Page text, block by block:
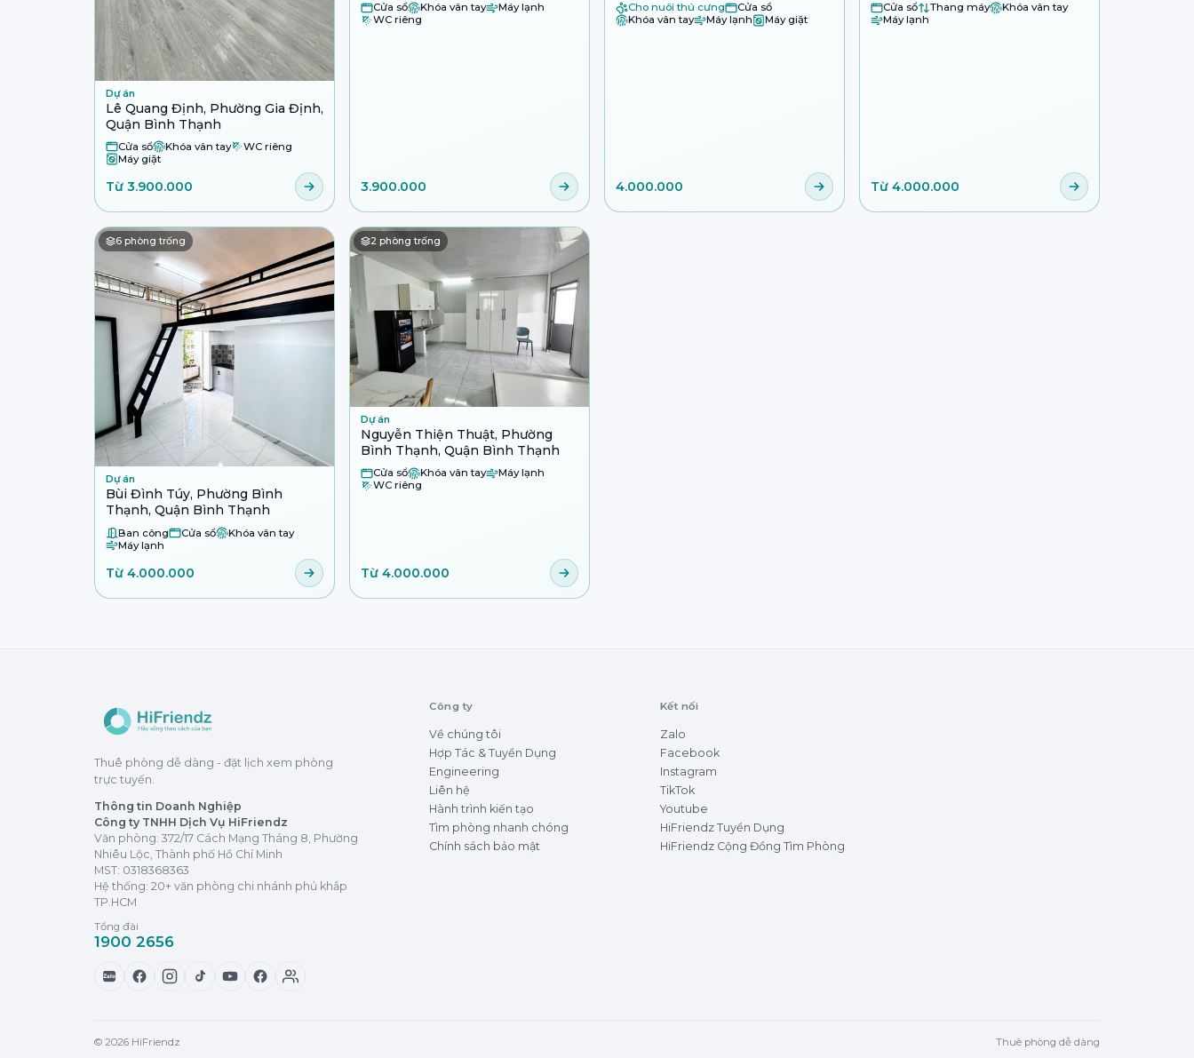
Dự án
Lê Quang Định, Phường Gia Định,
Quận Bình Thạnh
Cửa sổ Khóa vân tay
WC riêng
Máy giặt
Từ 3.900.000
Cửa sổ Khóa vân tay
Máy lạnh
WC riêng
3.900.000
Cho nuôi thú cưng
Cửa sổ
Khóa vân tay
Máy lạnh Máy giặt
4.000.000
Cửa sổ Thang máy
Khóa vân tay
Máy lạnh
Từ 4.000.000
6 phòng trống
Dự án
Bùi Đình Túy, Phường Bình
Thạnh, Quận Bình Thạnh
Ban công Cửa sổ
Khóa vân tay
Máy lạnh
Từ 4.000.000
2 phòng trống
Dự án
Nguyễn Thiện Thuật, Phường
Bình Thạnh, Quận Bình Thạnh
Cửa sổ Khóa vân tay
Máy lạnh
WC riêng
Từ 4.000.000
Thuê phòng dễ dàng - đặt lịch xem phòng
trực tuyến.
Thông tin Doanh Nghiệp
Công ty TNHH Dịch Vụ HiFriendz
Văn phòng: 372/17 Cách Mạng Tháng 8, Phường
Nhiêu Lộc, Thành phố Hồ Chí Minh
MST: 0318368363
Hệ thống: 20+ văn phòng chi nhánh phủ khắp
TP.HCM
Tổng đài
1900 2656
Zalo
Công ty
Về chúng tôi
Hợp Tác & Tuyển Dụng
Engineering
Liên hệ
Hành trình kiến tạo
Tìm phòng nhanh chóng
Chính sách bảo mật
Kết nối
Zalo
Facebook
Instagram
TikTok
Youtube
HiFriendz Tuyển Dụng
HiFriendz Cộng Đồng Tìm Phòng
© 2026 HiFriendz Thuê phòng dễ dàng